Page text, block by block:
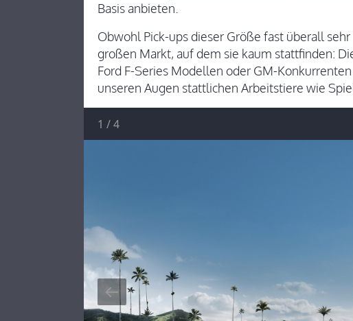
Basis anbieten.
Obwohl Pick-ups dieser Größe fast überall
großen Markt, auf dem sie kaum stattfinden:
Ford F-Series Modellen oder GM-
unseren Augen stattlichen Arbeitstiere wie
1 /4